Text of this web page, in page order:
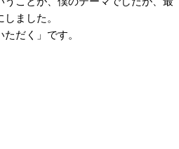
ました。
だく」です。